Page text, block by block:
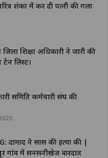
शंका में कर दी पत्नी की गला
शिक्षा अधिकारी ने जारी की
लिस्ट।
समिति कर्मचारी संघ की
दामाद ने सास की हत्या की |
गांव में सनसनीखेज वारदात